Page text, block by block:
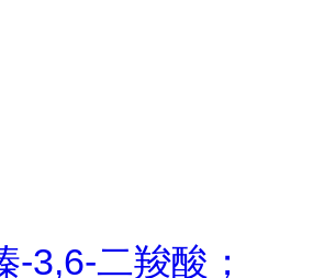
-3,6-二羧酸；